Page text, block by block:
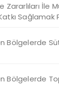
Zararlıları İle
Sağlamak
Bölgelerde
Bölgelerde